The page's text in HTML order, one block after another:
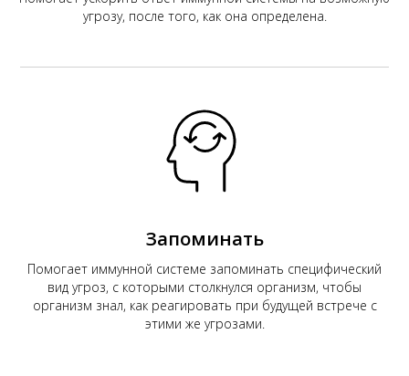
угрозу, после того, как она определена.
Запоминать
Помогает иммунной системе запоминать специфический
вид угроз, с которыми столкнулся организм, чтобы
организм знал, как реагировать при будущей встрече с
этими же угрозами.